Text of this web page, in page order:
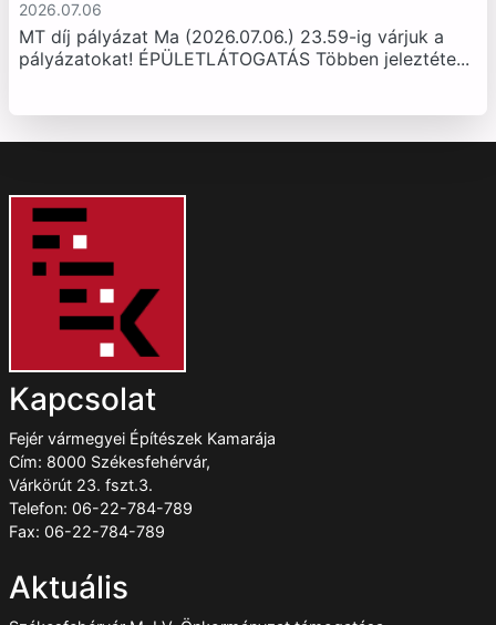
2026.07.06
MT díj pályázat Ma (2026.07.06.) 23.59-ig várjuk a
pályázatokat! ÉPÜLETLÁTOGATÁS Többen jeleztéte...
Kapcsolat
Fejér vármegyei Építészek Kamarája
Cím: 8000 Székesfehérvár,
Várkörút 23. fszt.3.
Telefon: 06-22-784-789
Fax: 06-22-784-789
Aktuális